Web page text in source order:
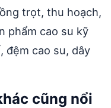
trọt, thu hoạch,
phẩm cao su kỹ
đệm cao su, dây
cũng nổi